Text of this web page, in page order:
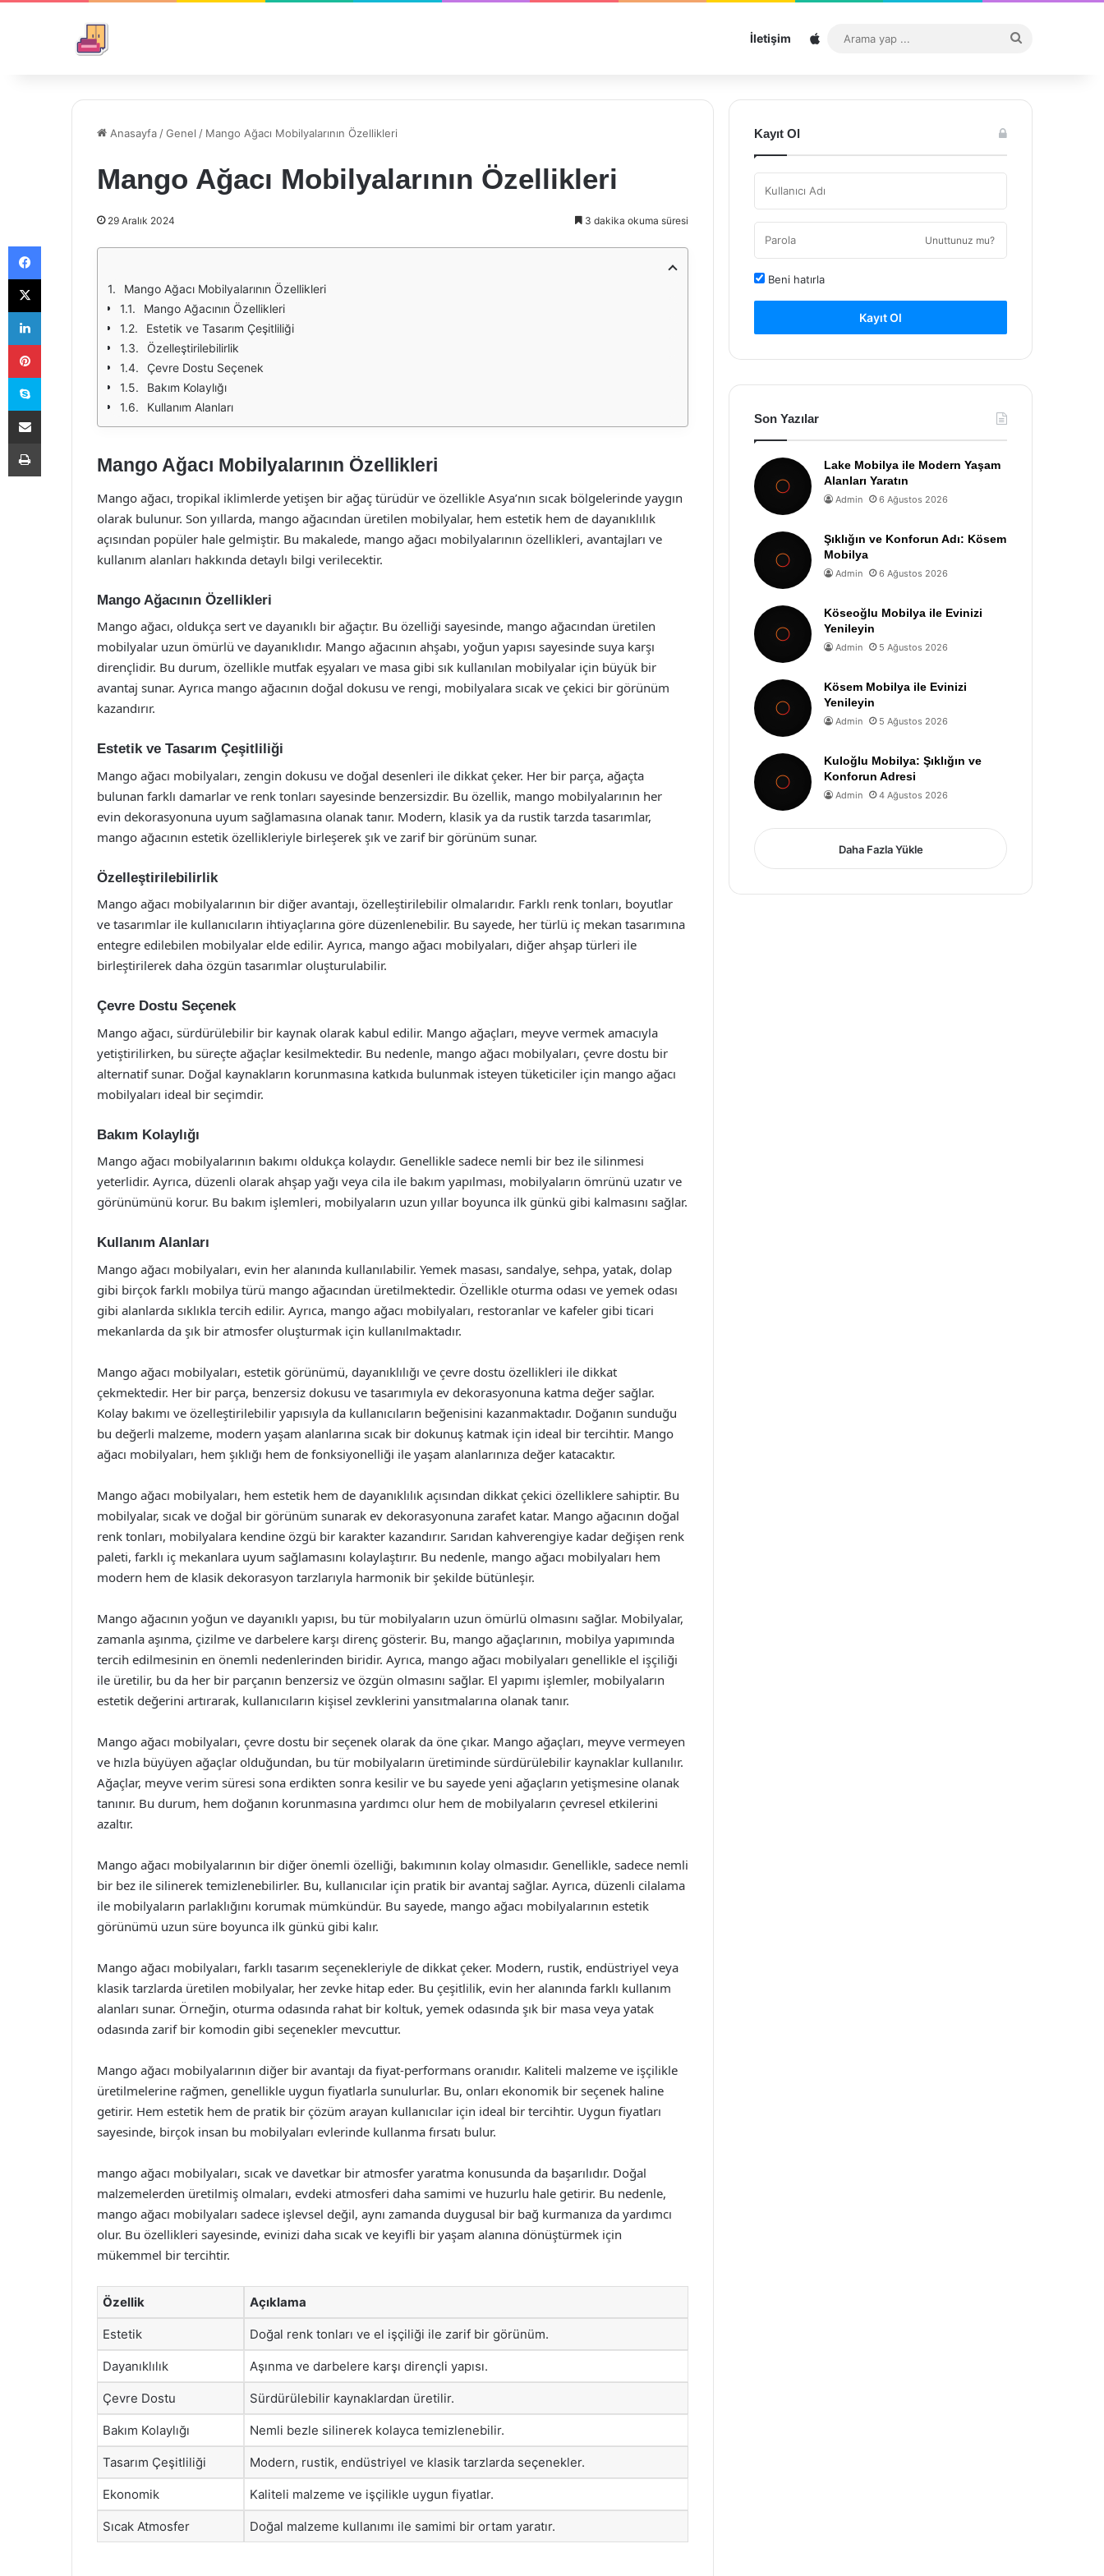
İletişim Sitemap
...
Anasayfa /Genel / Mango Ağacı Mobilyalarının Özellikleri
Mango Ağacı Mobilyalarının Özellikleri
29 Aralık 2024 3 dakika okuma süresi
Mango Ağacı Mobilyalarının Özellikleri
Mango Ağacının Özellikleri
Estetik ve Tasarım Çeşitliliği
Özelleştirilebilirlik
Çevre Dostu Seçenek
Bakım Kolaylığı
Kullanım Alanları
Mango Ağacı Mobilyalarının Özellikleri
Mango ağacı, tropikal iklimlerde yetişen bir ağaç türüdür ve özellikle Asya’nın sıcak bölgelerinde yaygın
olarak bulunur. Son yıllarda, mango ağacından üretilen mobilyalar, hem estetik hem de dayanıklılık
açısından popüler hale gelmiştir. Bu makalede, mango ağacı mobilyalarının özellikleri, avantajları ve
kullanım alanları hakkında detaylı bilgi verilecektir.
Mango Ağacının Özellikleri
Mango ağacı, oldukça sert ve dayanıklı bir ağaçtır. Bu özelliği sayesinde, mango ağacından üretilen
mobilyalar uzun ömürlü ve dayanıklıdır. Mango ağacının ahşabı, yoğun yapısı sayesinde suya karşı
dirençlidir. Bu durum, özellikle mutfak eşyaları ve masa gibi sık kullanılan mobilyalar için büyük bir
avantaj sunar. Ayrıca mango ağacının doğal dokusu ve rengi, mobilyalara sıcak ve çekici bir görünüm
kazandırır.
Estetik ve Tasarım Çeşitliliği
Mango ağacı mobilyaları, zengin dokusu ve doğal desenleri ile dikkat çeker. Her bir parça, ağaçta
bulunan farklı damarlar ve renk tonları sayesinde benzersizdir. Bu özellik, mango mobilyalarının her
evin dekorasyonuna uyum sağlamasına olanak tanır. Modern, klasik ya da rustik tarzda tasarımlar,
mango ağacının estetik özellikleriyle birleşerek şık ve zarif bir görünüm sunar.
Özelleştirilebilirlik
Mango ağacı mobilyalarının bir diğer avantajı, özelleştirilebilir olmalarıdır. Farklı renk tonları, boyutlar
ve tasarımlar ile kullanıcıların ihtiyaçlarına göre düzenlenebilir. Bu sayede, her türlü iç mekan tasarımına
entegre edilebilen mobilyalar elde edilir. Ayrıca, mango ağacı mobilyaları, diğer ahşap türleri ile
birleştirilerek daha özgün tasarımlar oluşturulabilir.
Çevre Dostu Seçenek
Mango ağacı, sürdürülebilir bir kaynak olarak kabul edilir. Mango ağaçları, meyve vermek amacıyla
yetiştirilirken, bu süreçte ağaçlar kesilmektedir. Bu nedenle, mango ağacı mobilyaları, çevre dostu bir
alternatif sunar. Doğal kaynakların korunmasına katkıda bulunmak isteyen tüketiciler için mango ağacı
mobilyaları ideal bir seçimdir.
Bakım Kolaylığı
Mango ağacı mobilyalarının bakımı oldukça kolaydır. Genellikle sadece nemli bir bez ile silinmesi
yeterlidir. Ayrıca, düzenli olarak ahşap yağı veya cila ile bakım yapılması, mobilyaların ömrünü uzatır ve
görünümünü korur. Bu bakım işlemleri, mobilyaların uzun yıllar boyunca ilk günkü gibi kalmasını sağlar.
Kullanım Alanları
Mango ağacı mobilyaları, evin her alanında kullanılabilir. Yemek masası, sandalye, sehpa, yatak, dolap
gibi birçok farklı mobilya türü mango ağacından üretilmektedir. Özellikle oturma odası ve yemek odası
gibi alanlarda sıklıkla tercih edilir. Ayrıca, mango ağacı mobilyaları, restoranlar ve kafeler gibi ticari
mekanlarda da şık bir atmosfer oluşturmak için kullanılmaktadır.
Mango ağacı mobilyaları, estetik görünümü, dayanıklılığı ve çevre dostu özellikleri ile dikkat
çekmektedir. Her bir parça, benzersiz dokusu ve tasarımıyla ev dekorasyonuna katma değer sağlar.
Kolay bakımı ve özelleştirilebilir yapısıyla da kullanıcıların beğenisini kazanmaktadır. Doğanın sunduğu
bu değerli malzeme, modern yaşam alanlarına sıcak bir dokunuş katmak için ideal bir tercihtir. Mango
ağacı mobilyaları, hem şıklığı hem de fonksiyonelliği ile yaşam alanlarınıza değer katacaktır.
Mango ağacı mobilyaları, hem estetik hem de dayanıklılık açısından dikkat çekici özelliklere sahiptir. Bu
mobilyalar, sıcak ve doğal bir görünüm sunarak ev dekorasyonuna zarafet katar. Mango ağacının doğal
renk tonları, mobilyalara kendine özgü bir karakter kazandırır. Sarıdan kahverengiye kadar değişen renk
paleti, farklı iç mekanlara uyum sağlamasını kolaylaştırır. Bu nedenle, mango ağacı mobilyaları hem
modern hem de klasik dekorasyon tarzlarıyla harmonik bir şekilde bütünleşir.
Mango ağacının yoğun ve dayanıklı yapısı, bu tür mobilyaların uzun ömürlü olmasını sağlar. Mobilyalar,
zamanla aşınma, çizilme ve darbelere karşı direnç gösterir. Bu, mango ağaçlarının, mobilya yapımında
tercih edilmesinin en önemli nedenlerinden biridir. Ayrıca, mango ağacı mobilyaları genellikle el işçiliği
ile üretilir, bu da her bir parçanın benzersiz ve özgün olmasını sağlar. El yapımı işlemler, mobilyaların
estetik değerini artırarak, kullanıcıların kişisel zevklerini yansıtmalarına olanak tanır.
Mango ağacı mobilyaları, çevre dostu bir seçenek olarak da öne çıkar. Mango ağaçları, meyve vermeyen
ve hızla büyüyen ağaçlar olduğundan, bu tür mobilyaların üretiminde sürdürülebilir kaynaklar kullanılır.
Ağaçlar, meyve verim süresi sona erdikten sonra kesilir ve bu sayede yeni ağaçların yetişmesine olanak
tanınır. Bu durum, hem doğanın korunmasına yardımcı olur hem de mobilyaların çevresel etkilerini
azaltır.
Mango ağacı mobilyalarının bir diğer önemli özelliği, bakımının kolay olmasıdır. Genellikle, sadece nemli
bir bez ile silinerek temizlenebilirler. Bu, kullanıcılar için pratik bir avantaj sağlar. Ayrıca, düzenli cilalama
ile mobilyaların parlaklığını korumak mümkündür. Bu sayede, mango ağacı mobilyalarının estetik
görünümü uzun süre boyunca ilk günkü gibi kalır.
Mango ağacı mobilyaları, farklı tasarım seçenekleriyle de dikkat çeker. Modern, rustik, endüstriyel veya
klasik tarzlarda üretilen mobilyalar, her zevke hitap eder. Bu çeşitlilik, evin her alanında farklı kullanım
alanları sunar. Örneğin, oturma odasında rahat bir koltuk, yemek odasında şık bir masa veya yatak
odasında zarif bir komodin gibi seçenekler mevcuttur.
Mango ağacı mobilyalarının diğer bir avantajı da fiyat-performans oranıdır. Kaliteli malzeme ve işçilikle
üretilmelerine rağmen, genellikle uygun fiyatlarla sunulurlar. Bu, onları ekonomik bir seçenek haline
getirir. Hem estetik hem de pratik bir çözüm arayan kullanıcılar için ideal bir tercihtir. Uygun fiyatları
sayesinde, birçok insan bu mobilyaları evlerinde kullanma fırsatı bulur.
mango ağacı mobilyaları, sıcak ve davetkar bir atmosfer yaratma konusunda da başarılıdır. Doğal
malzemelerden üretilmiş olmaları, evdeki atmosferi daha samimi ve huzurlu hale getirir. Bu nedenle,
mango ağacı mobilyaları sadece işlevsel değil, aynı zamanda duygusal bir bağ kurmanıza da yardımcı
olur. Bu özellikleri sayesinde, evinizi daha sıcak ve keyifli bir yaşam alanına dönüştürmek için
mükemmel bir tercihtir.
Özellik Açıklama
Estetik Doğal renk tonları ve el işçiliği ile zarif bir görünüm.
Dayanıklılık Aşınma ve darbelere karşı dirençli yapısı.
Çevre Dostu Sürdürülebilir kaynaklardan üretilir.
Bakım Kolaylığı Nemli bezle silinerek kolayca temizlenebilir.
Tasarım Çeşitliliği Modern, rustik, endüstriyel ve klasik tarzlarda seçenekler.
Ekonomik Kaliteli malzeme ve işçilikle uygun fiyatlar.
Sıcak Atmosfer Doğal malzeme kullanımı ile samimi bir ortam yaratır.
Kayıt Ol
Unuttunuz mu?
Beni hatırla
Kayıt Ol
Son Yazılar
Lake Mobilya ile Modern Yaşam
Alanları Yaratın
Admin 6 Ağustos 2026
Şıklığın ve Konforun Adı: Kösem
Mobilya
Admin 6 Ağustos 2026
Köseoğlu Mobilya ile Evinizi
Yenileyin
Admin 5 Ağustos 2026
Kösem Mobilya ile Evinizi
Yenileyin
Admin 5 Ağustos 2026
Kuloğlu Mobilya: Şıklığın ve
Konforun Adresi
Admin 4 Ağustos 2026
Daha Fazla Yükle
Facebook
X
LinkedIn
Pinterest
Skype
E-Posta ile paylaş